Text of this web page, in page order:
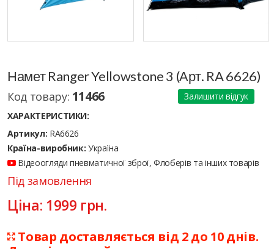
Намет Ranger Yellowstone 3 (Арт. RA 6626)
Код товару: 11466
Залишити відгук
ХАРАКТЕРИСТИКИ:
Артикул: RA6626
Країна-виробник: Україна
Відеоогляди пневматичної зброї, Флоберів та інших товарів
Під замовлення
Ціна: 1999 грн.
Товар доставляється від 2 до 10 днів.